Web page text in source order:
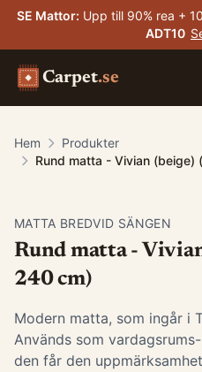
SE Mattor: Upp till 90% rea +
ADT10
Carpet.se
Hem
Produkter
Rund matta - Vivian (beige)
MATTA BREDVID SÄNGEN
Rund matta -
240 cm)
Modern matta, som ingår i
Används som
den får den